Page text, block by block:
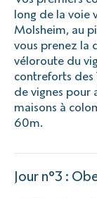
long de la voie
Molsheim, au
vous prenez la
véloroute du
contreforts des
de vignes pour
maisons à
60m.
Jour n°3 :